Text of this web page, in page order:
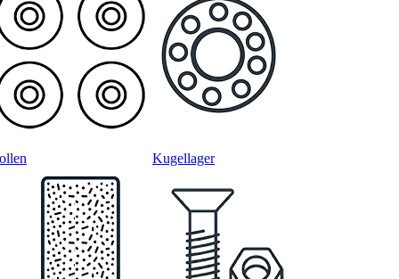
Kugellager